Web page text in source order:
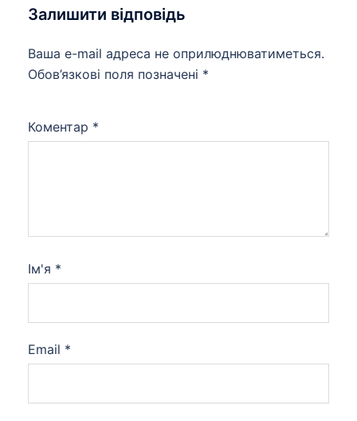
Залишити відповідь
Ваша e-mail адреса не оприлюднюватиметься.
Обов’язкові поля позначені *
Коментар *
Ім'я *
Email *